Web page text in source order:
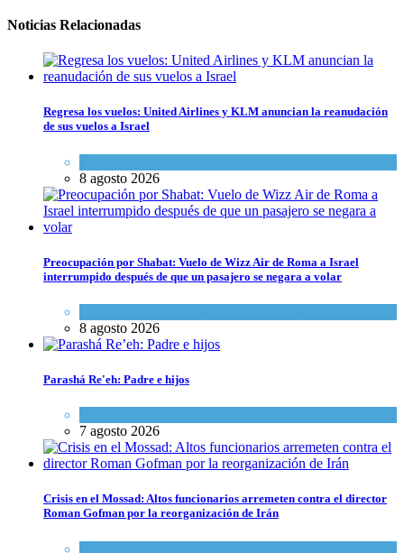
Noticias Relacionadas
Regresa los vuelos: United Airlines y KLM anuncian la reanudación
de sus vuelos a Israel
8 agosto 2026
Preocupación por Shabat: Vuelo de Wizz Air de Roma a Israel
interrumpido después de que un pasajero se negara a volar
8 agosto 2026
Parashá Re'eh: Padre e hijos
7 agosto 2026
Crisis en el Mossad: Altos funcionarios arremeten contra el director
Roman Gofman por la reorganización de Irán